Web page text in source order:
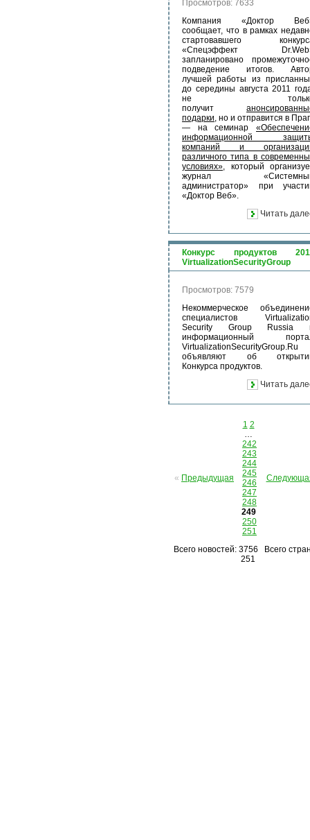
Просмотров: 7633
Компания «Доктор
сообщает, что в рамках
стартовавшего
«Спецэффект
запланировано
подведение итогов.
лучшей работы из
до середины августа 2011
не
получит
подарки, но и отправится в
— на семинар
информационной
компаний и
различного типа в
условиях», который
журнал
администратор» при
«Доктор Веб».
Читать
Конкурс продуктов
VirtualizationSecurityGroup
Просмотров: 7579
Некоммерческое
специалистов
Security Group Russia
информационный
VirtualizationSecurityGroup.Ru
объявляют об
Конкурса продуктов.
Читать
« Предыдущая
1 2
…
242
243
244
245
246
247
248
249
250
251
Всего новостей: 3756 Всего
251